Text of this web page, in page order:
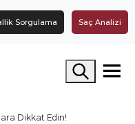
Sorgulama Saç Analizi
Arama yap
Dikkat Edin!